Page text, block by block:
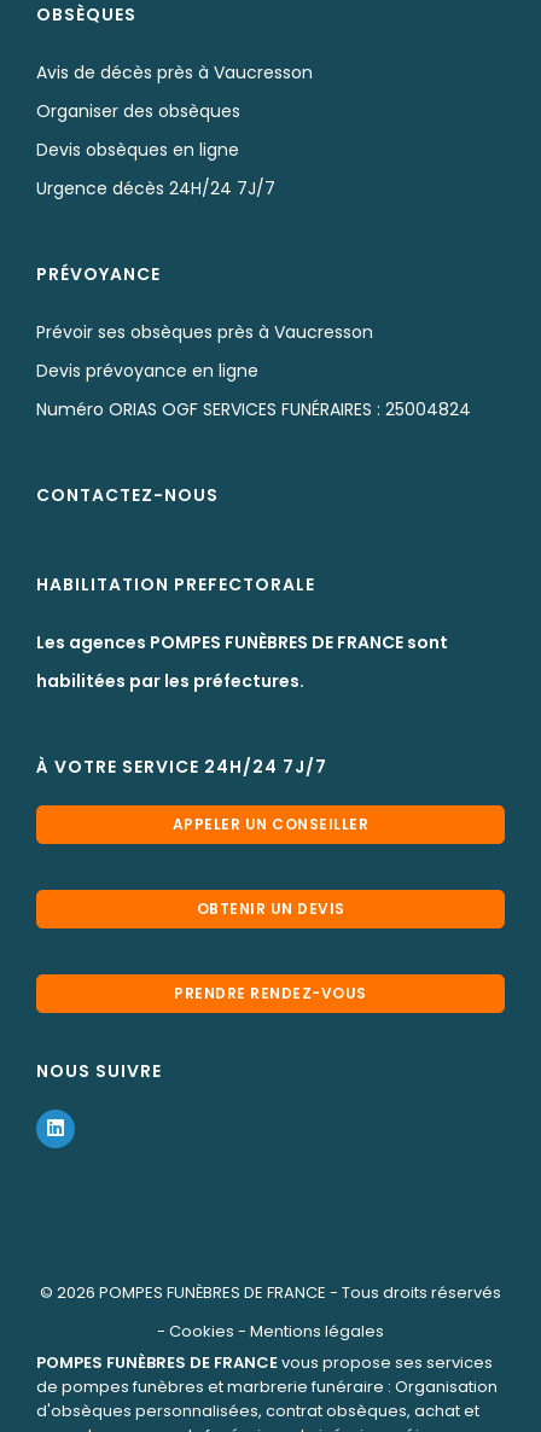
OBSÈQUES
Avis de décès près à Vaucresson
Organiser des obsèques
Devis obsèques en ligne
Urgence décès 24H/24 7J/7
PRÉVOYANCE
Prévoir ses obsèques près à Vaucresson
Devis prévoyance en ligne
Numéro ORIAS OGF SERVICES FUNÉRAIRES : 25004824
CONTACTEZ-NOUS
HABILITATION PREFECTORALE
Les agences POMPES FUNÈBRES DE FRANCE sont
habilitées par les préfectures.
À VOTRE SERVICE 24H/24 7J/7
APPELER UN CONSEILLER
OBTENIR UN DEVIS
PRENDRE RENDEZ-VOUS
NOUS SUIVRE
© 2026 POMPES FUNÈBRES DE FRANCE - Tous droits réservés
- Cookies - Mentions légales
POMPES FUNÈBRES DE FRANCEvous propose ses services
de pompes funèbres et marbrerie funéraire : Organisation
d'obsèques personnalisées, contrat obsèques, achat et